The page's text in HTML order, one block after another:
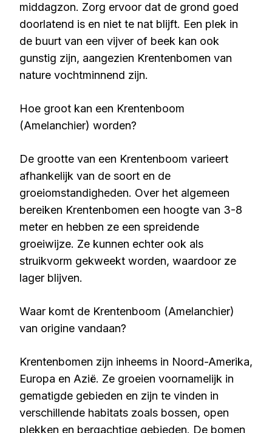
middagzon. Zorg ervoor dat de grond goed
doorlatend is en niet te nat blijft. Een plek in
de buurt van een vijver of beek kan ook
gunstig zijn, aangezien Krentenbomen van
nature vochtminnend zijn.
Hoe groot kan een Krentenboom
(Amelanchier) worden?
De grootte van een Krentenboom varieert
afhankelijk van de soort en de
groeiomstandigheden. Over het algemeen
bereiken Krentenbomen een hoogte van 3-8
meter en hebben ze een spreidende
groeiwijze. Ze kunnen echter ook als
struikvorm gekweekt worden, waardoor ze
lager blijven.
Waar komt de Krentenboom (Amelanchier)
van origine vandaan?
Krentenbomen zijn inheems in Noord-Amerika,
Europa en Azië. Ze groeien voornamelijk in
gematigde gebieden en zijn te vinden in
verschillende habitats zoals bossen, open
plekken en bergachtige gebieden. De bomen